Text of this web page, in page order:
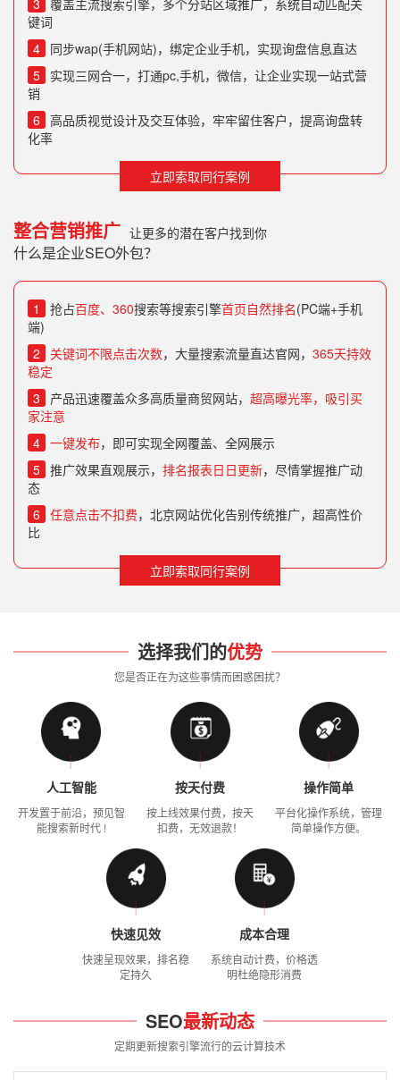
3 覆盖主流搜索引擎，多个分站区域推广，系统自动匹配关
键词
4 同步wap(手机网站)，绑定企业手机，实现询盘信息直达
5 实现三网合一，打通pc,手机，微信，让企业实现一站式营
销
6 高品质视觉设计及交互体验，牢牢留住客户，提高询盘转
化率
立即索取同行案例
整合营销推广 让更多的潜在客户找到你
什么是企业SEO外包？
1 抢占百度、360搜索等搜索引擎首页自然排名(PC端+手机
端)
2
关键词不限点击次数，大量搜索流量直达官网， 365天持效
稳定
3
产品迅速覆盖众多高质量商贸网站， 超高曝光率，吸引买
家注意
4 一键发布，即可实现全网覆盖、全网展示
5 推广效果直观展示， 排名报表日日更新，尽情掌握推广动
态
6 任意点击不扣费，北京网站优化告别传统推广，超高性价
比
立即索取同行案例
选择我们的优势
您是否正在为这些事情而困惑困扰？
人工智能
开发置于前沿，预见智
能搜索新时代 !
按天付费
按上线效果付费，按天
扣费，无效退款！
操作简单
平台化操作系统，管理
简单操作方便。
快速见效
快速呈现效果，排名稳
定持久
成本合理
系统自动计费，价格透
明杜绝隐形消费
SEO最新动态
定期更新搜索引擎流行的云计算技术